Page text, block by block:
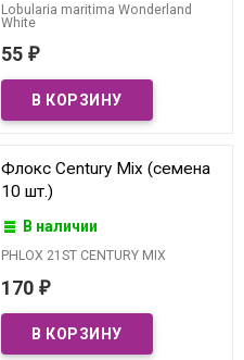
Lobularia maritima Wonderland
White
55 ₽
Флокс Century Mix (семена
10 шт.)
В наличии
PHLOX 21ST CENTURY MIX
170 ₽